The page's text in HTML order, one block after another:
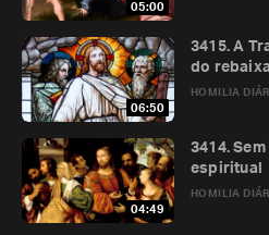
05:00
06:50
HOMILIA
3415. A
do
04:49
HOMILIA
3414.
espiritual